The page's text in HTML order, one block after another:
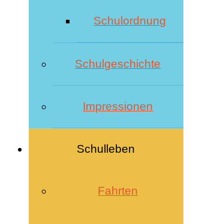
Schulordnung
Schulgeschichte
Impressionen
Schulleben
Fahrten